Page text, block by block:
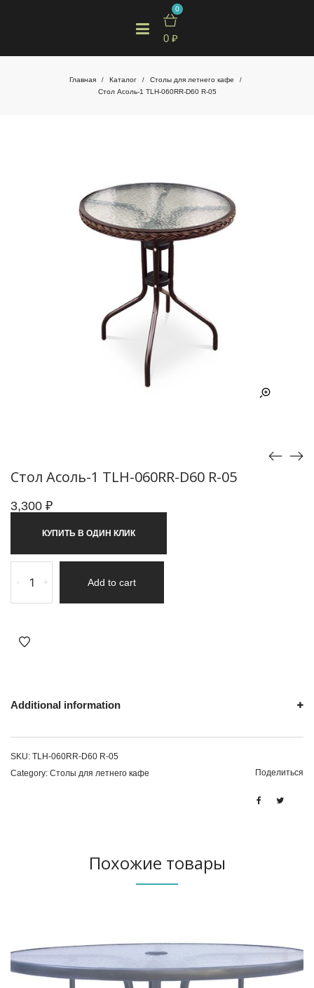
0
0 ₽
Главная / Каталог / Столы для летнего кафе /
Стол Асоль-1 TLH-060RR-D60 R-05
Стол Асоль-1 TLH-060RR-D60 R-05
3,300 ₽
КУПИТЬ В ОДИН КЛИК
- + Add to cart
Additional information
SKU: TLH-060RR-D60 R-05
Category: Столы для летнего кафе Поделиться
Похожие товары